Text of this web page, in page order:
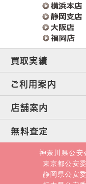
買取実績
マイセン
ヘレンド
ウェッジウッド
ミントン
ロイヤルコペンハ
ご利用案内
査定方法
買取方法
店頭買取
宅配・郵送買取
店舗案内
会社概要
店舗案内
無料査定
直接メール査定
オンライン査定
神奈川県公
東京都公安
静岡県公安